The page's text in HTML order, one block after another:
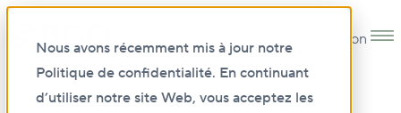
Nous avons récemment mis à jour notre
Politique de confidentialité. En continuant
d’utiliser notre site Web, vous acceptez les
Open main navigation